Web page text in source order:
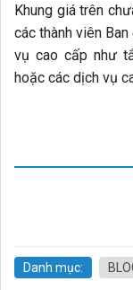
Khung giá trên
các thành viên
vụ cao cấp như
hoặc các dịch vụ
Danh mục: